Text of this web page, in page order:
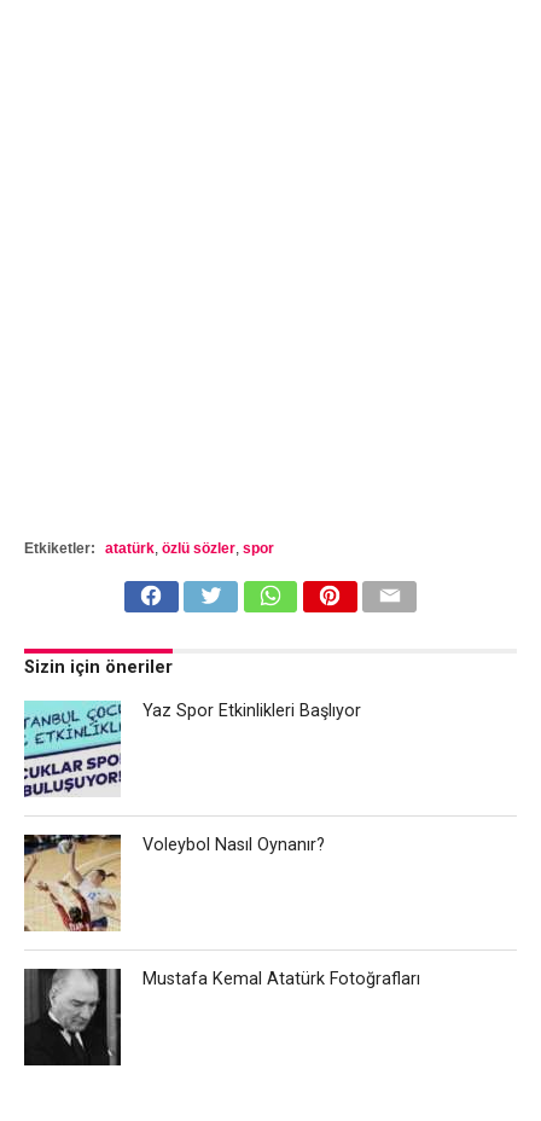
Etkiketler: atatürk, özlü sözler, spor
Sizin için öneriler
Yaz Spor Etkinlikleri Başlıyor
Voleybol Nasıl Oynanır?
Mustafa Kemal Atatürk Fotoğrafları